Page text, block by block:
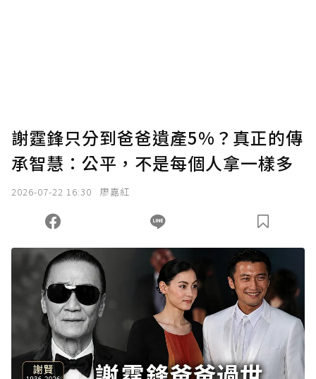
謝霆鋒只分到爸爸遺產5%？真正的傳
承智慧：公平，不是每個人拿一樣多
2026-07-22 16:30 廖嘉紅